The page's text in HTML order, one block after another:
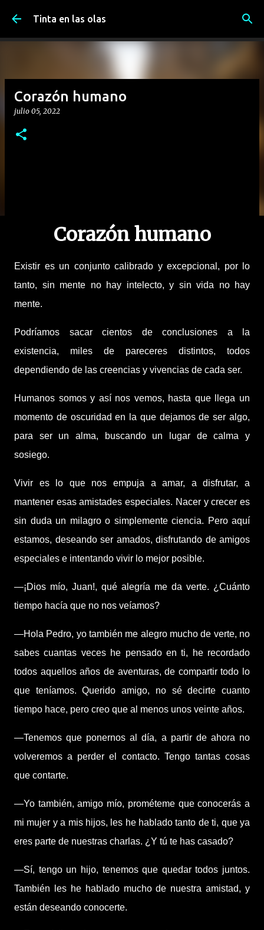
Ir al contenido principal
Tinta en las olas
Corazón humano
julio 05, 2022
Corazón humano
Existir es un conjunto calibrado y excepcional, por lo
tanto, sin mente no hay intelecto, y sin vida no hay
mente.
Podríamos sacar cientos de conclusiones a la
existencia, miles de pareceres distintos, todos
dependiendo de las creencias y vivencias de cada ser.
Humanos somos y así nos vemos, hasta que llega un
momento de oscuridad en la que dejamos de ser algo,
para ser un alma, buscando un lugar de calma y
sosiego.
Vivir es lo que nos empuja a amar, a disfrutar, a
mantener esas amistades especiales. Nacer y crecer es
sin duda un milagro o simplemente ciencia. Pero aquí
estamos, deseando ser amados, disfrutando de amigos
especiales e intentando vivir lo mejor posible.
—¡Dios mío, Juan!, qué alegría me da verte. ¿Cuánto
tiempo hacía que no nos veíamos?
—Hola Pedro, yo también me alegro mucho de verte, no
sabes cuantas veces he pensado en ti, he recordado
todos aquellos años de aventuras, de compartir todo lo
que teníamos. Querido amigo, no sé decirte cuanto
tiempo hace, pero creo que al menos unos veinte años.
—Tenemos que ponernos al día, a partir de ahora no
volveremos a perder el contacto. Tengo tantas cosas
que contarte.
—Yo también, amigo mío, prométeme que conocerás a
mi mujer y a mis hijos, les he hablado tanto de ti, que ya
eres parte de nuestras charlas. ¿Y tú te has casado?
—Sí, tengo un hijo, tenemos que quedar todos juntos.
También les he hablado mucho de nuestra amistad, y
están deseando conocerte.